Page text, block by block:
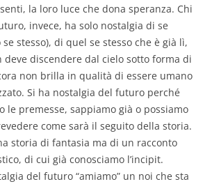
la loro luce che dona speranza. Chi
invece, ha solo nostalgia di se
stesso), di quel se stesso che è già lì,
deve discendere dal cielo sotto forma di
non brilla in qualità di essere umano
Si ha nostalgia del futuro perché
le premesse, sappiamo già o possiamo
come sarà il seguito della storia.
storia di fantasia ma di un racconto
di cui già conosciamo l’incipit.
del futuro “amiamo” un noi che sta